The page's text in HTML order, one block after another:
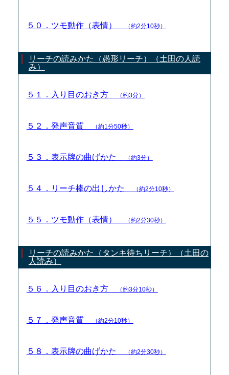
５０．ツモ動作（表情） （約2分10秒）
リーチの読みかた（愚形リーチ）（土田の人読
み）
５１．入り目のおき方 （約3分）
５２．発声音質 （約1分50秒）
５３．表示牌の曲げかた （約3分）
５４．リーチ棒の出しかた （約2分10秒）
５５．ツモ動作（表情） （約2分30秒）
リーチの読みかた（タンキ待ちリーチ）（土田の
人読み）
５６．入り目のおき方 （約3分10秒）
５７．発声音質 （約2分10秒）
５８．表示牌の曲げかた （約2分30秒）